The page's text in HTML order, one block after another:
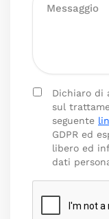
Dichiaro di
sul
seguente
GDPR ed
libero ed
dati